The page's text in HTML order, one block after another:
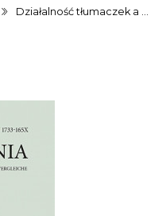
Działalność tłumaczek a …